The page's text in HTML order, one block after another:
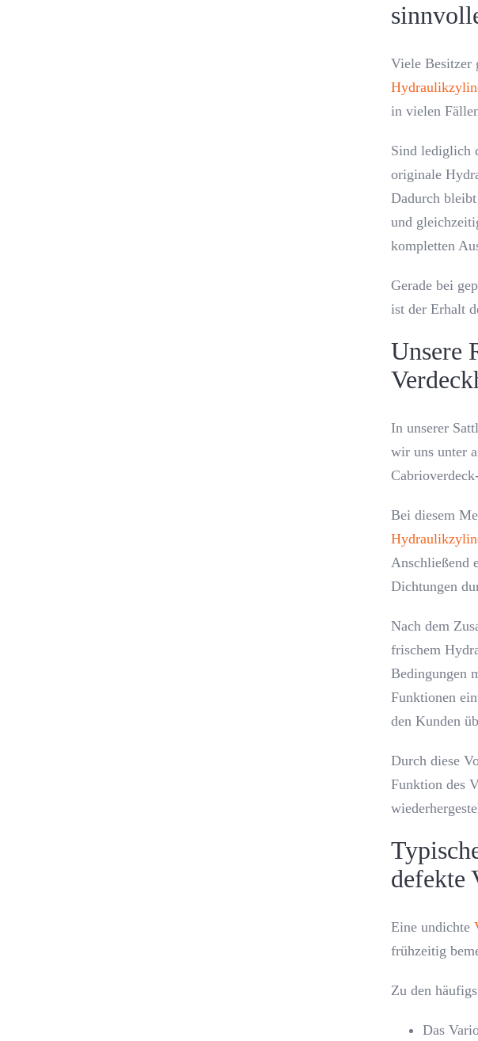
Viele Besitzer
in vielen
Sind lediglich
originale
Dadurch
und
kompletten
Gerade bei
ist der Erhalt
Unsere
In unserer
wir uns unter
Bei diesem
Anschließend
Dichtungen
Nach dem
frischem
Bedingungen
Funktionen
den Kunden
Durch diese
Funktion des
defekte
Eine undichte
frühzeitig
Zu den
Das